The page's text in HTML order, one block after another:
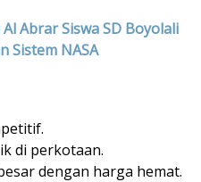
Abrar Siswa SD Boyolali
Sistem NASA
di perkotaan.
dengan harga hemat.